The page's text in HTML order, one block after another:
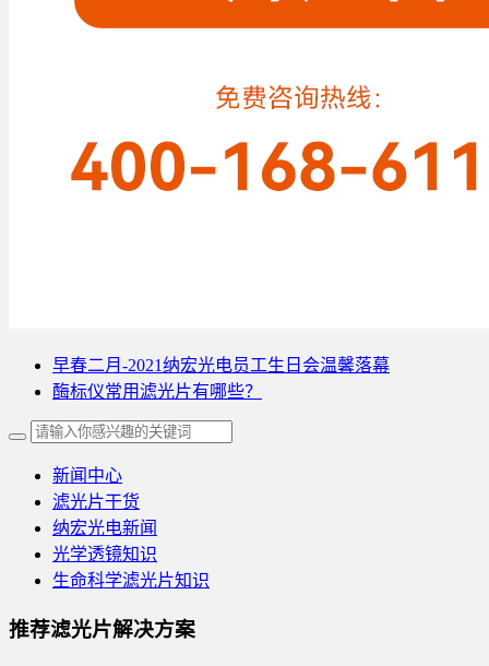
早春二月-2021纳宏光电员工生日会温馨落幕
酶标仪常用滤光片有哪些？
新闻中心
滤光片干货
纳宏光电新闻
光学透镜知识
生命科学滤光片知识
推荐滤光片解决方案